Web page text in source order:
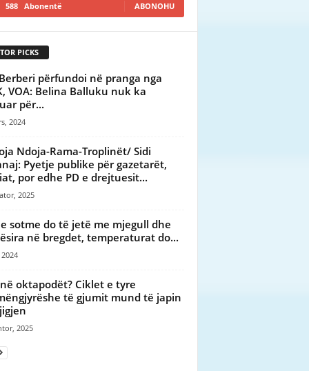
588 Abonentë ABONOHU
PICKS
përfundoi në pranga nga
VOA: Belina Balluku nuk ka
për...
2024
Ndoja-Rama-Troplinët/ Sidi
Pyetje publike për gazetarët,
por edhe PD e drejtuesit...
2025
sotme do të jetë me mjegull dhe
në bregdet, temperaturat do...
oktapodët? Ciklet e tyre
të gjumit mund të japin
2025